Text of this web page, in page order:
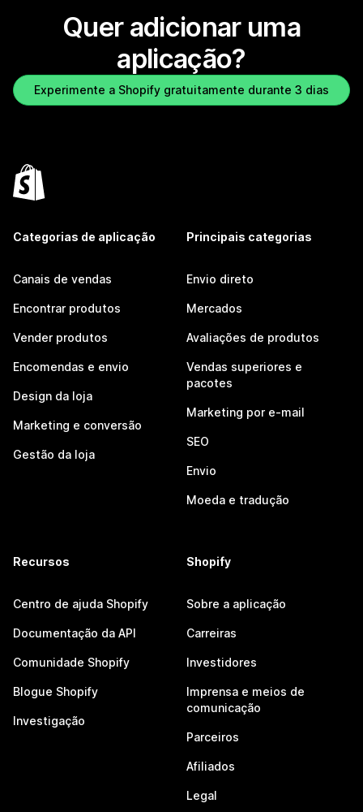
Quer adicionar uma
aplicação?
Experimente a Shopify gratuitamente durante 3 dias
Categorias de aplicação
Canais de vendas
Encontrar produtos
Vender produtos
Encomendas e envio
Design da loja
Marketing e conversão
Gestão da loja
Principais categorias
Envio direto
Mercados
Avaliações de produtos
Vendas superiores e
pacotes
Marketing por e-mail
SEO
Envio
Moeda e tradução
Recursos
Centro de ajuda Shopify
Documentação da API
Comunidade Shopify
Blogue Shopify
Investigação
Shopify
Sobre a aplicação
Carreiras
Investidores
Imprensa e meios de
comunicação
Parceiros
Afiliados
Legal